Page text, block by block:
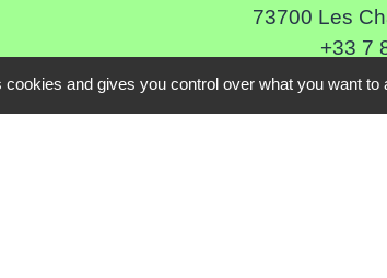
73700 Les
+33 7
Contact
cookies and gives you control over what you want to